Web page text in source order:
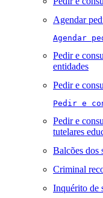
Agendar
Agendar
Pedir e
entidades
Pedir e
Pedir e
Pedir e
tutelares
Balcões dos
Criminal
Inquérito de